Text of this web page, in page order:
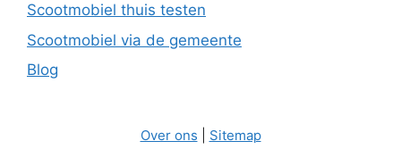
Scootmobiel thuis testen
Scootmobiel via de gemeente
Blog
Over ons Sitemap